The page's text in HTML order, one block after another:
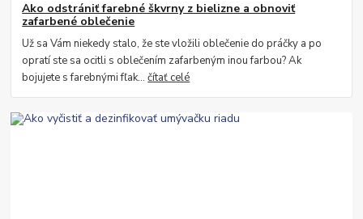
Ako odstrániť farebné škvrny z bielizne a obnoviť
zafarbené oblečenie
Už sa Vám niekedy stalo, že ste vložili oblečenie do práčky a po
opratí ste sa ocitli s oblečením zafarbeným inou farbou? Ak
bojujete s farebnými fľak...čítať celé